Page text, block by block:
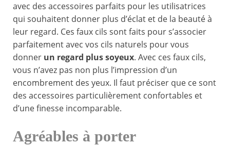
avec des accessoires parfaits pour les utilisatrices
qui souhaitent donner plus d’éclat et de la beauté à
leur regard. Ces faux cils sont faits pour s’associer
parfaitement avec vos cils naturels pour vous
donner un regard plus soyeux. Avec ces faux cils,
vous n’avez pas non plus l’impression d’un
encombrement des yeux. Il faut préciser que ce sont
des accessoires particulièrement confortables et
d’une finesse incomparable.
Agréables à porter